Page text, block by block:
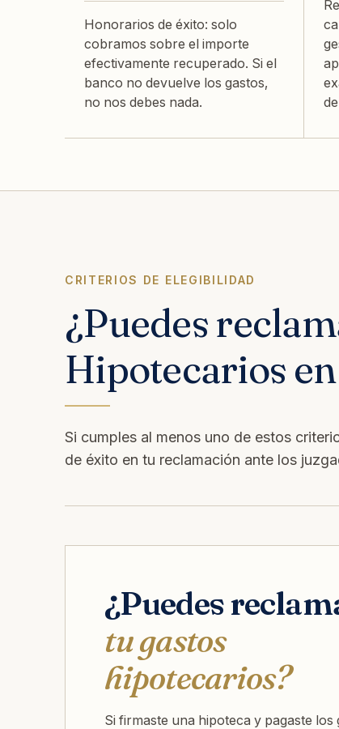
Honorarios de éxito: solo
cobramos sobre el importe
efectivamente recuperado. Si el
banco no devuelve los gastos,
no nos debes nada.
CRITERIOS DE ELEGIBILIDAD
¿Puedes
Hipotecarios
Si cumples al menos uno de estos
de éxito en tu reclamación ante los
¿Puedes
tu gastos
hipotecarios?
Si firmaste una hipoteca y pagaste los